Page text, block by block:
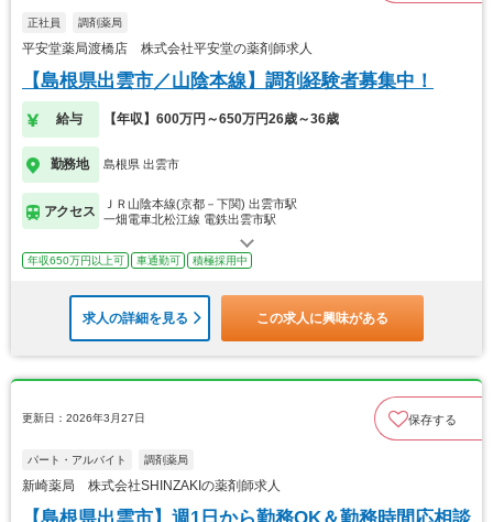
正社員 調剤薬局
平安堂薬局渡橋店 株式会社平安堂の薬剤師求人
【島根県出雲市／山陰本線】調剤経験者募集中！
給与 【年収】600万円～650万円26歳～36歳
勤務地 島根県 出雲市
アクセス
ＪＲ山陰本線(京都－下関) 出雲市駅
一畑電車北松江線 電鉄出雲市駅
年収650万円以上可 車通勤可 積極採用中
求人の詳細を見る この求人に興味がある
更新日：2026年3月27日 保存する
パート・アルバイト 調剤薬局
新崎薬局 株式会社SHINZAKIの薬剤師求人